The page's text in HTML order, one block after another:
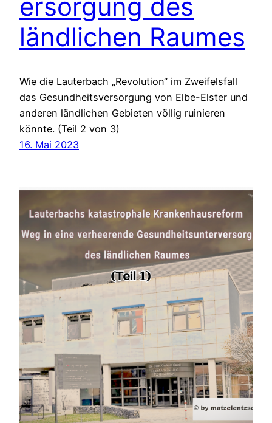
ersorgung des
ländlichen Raumes
Wie die Lauterbach „Revolution“ im Zweifelsfall
das Gesundheitsversorgung von Elbe-Elster und
anderen ländlichen Gebieten völlig ruinieren
könnte. (Teil 2 von 3)
16. Mai 2023